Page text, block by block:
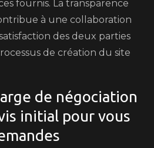
fournis. La transparence
à une collaboration
des deux parties
de création du site
de négociation
initial pour vous